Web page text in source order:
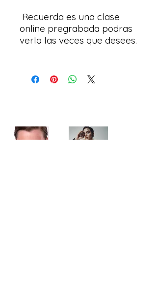
Recuerda es una clase
online pregrabada podras
verla las veces que desees.